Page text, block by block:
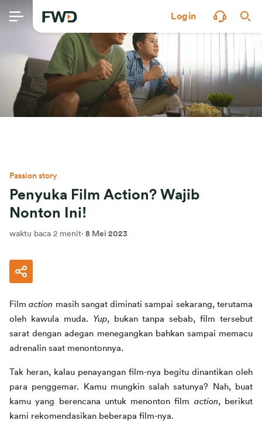
Login
Passion story
Penyuka Film Action? Wajib
Nonton Ini!
waktu baca 2 menit· 8 Mei 2023
Film action masih sangat diminati sampai sekarang, terutama
oleh kawula muda.
Yup, bukan tanpa sebab, film tersebut
sarat dengan adegan menegangkan bahkan sampai memacu
adrenalin saat menontonnya.
Tak heran, kalau penayangan film-nya begitu dinantikan oleh
para penggemar. Kamu mungkin salah satunya? Nah, buat
kamu yang berencana untuk menonton film action, berikut
kami rekomendasikan beberapa film-nya.